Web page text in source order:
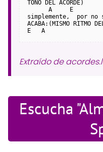
TONO DEL ACORDE)
A     E
simplemente,  por
ACABA:(MISMO
E   A
Extraído de
Escucha